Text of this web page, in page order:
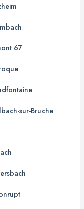
67
sur-Bruche